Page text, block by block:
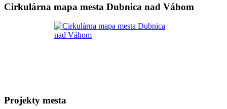
Cirkulárna mapa mesta Dubnica nad Váhom
Projekty mesta